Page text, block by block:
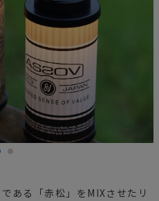
ある「赤松」をMIXさせたリ